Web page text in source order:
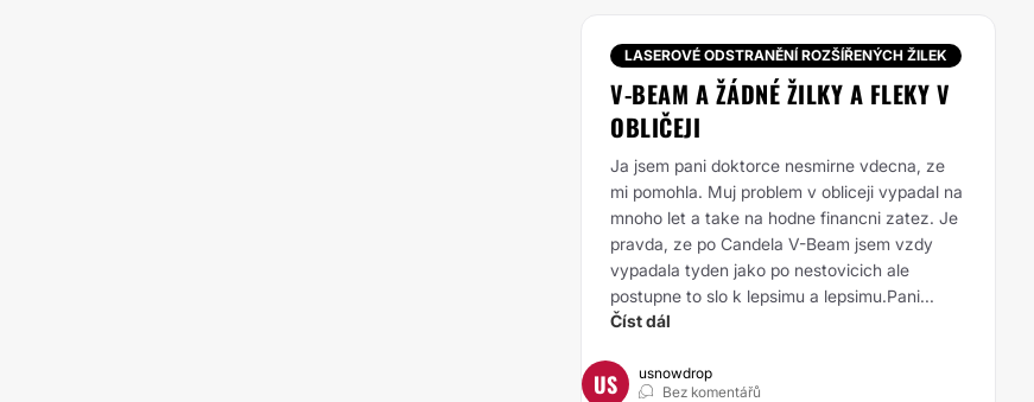
LASEROVÉ ODSTRANĚNÍ ROZŠÍŘENÝCH ŽILEK
V-BEAM A ŽÁDNÉ ŽILKY A FLEKY V
OBLIČEJI
Ja jsem pani doktorce nesmirne vdecna, ze
mi pomohla. Muj problem v obliceji vypadal na
mnoho let a take na hodne financni zatez. Je
pravda, ze po Candela V-Beam jsem vzdy
vypadala tyden jako po nestovicich ale
postupne to slo k lepsimu a lepsimu.Pani...
Číst dál
US
usnowdrop
Bez komentářů